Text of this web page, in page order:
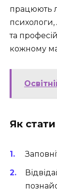
працюють
та
кожному
Як